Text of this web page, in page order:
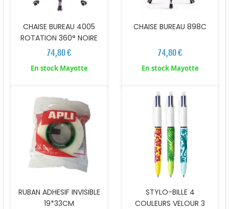
CHAISE BUREAU 4005
ROTATION 360° NOIRE
74,80 €
En stock Mayotte
CHAISE BUREAU 898C
74,80 €
En stock Mayotte
RUBAN ADHESIF INVISIBLE
19*33CM
STYLO-BILLE 4
COULEURS VELOUR 3